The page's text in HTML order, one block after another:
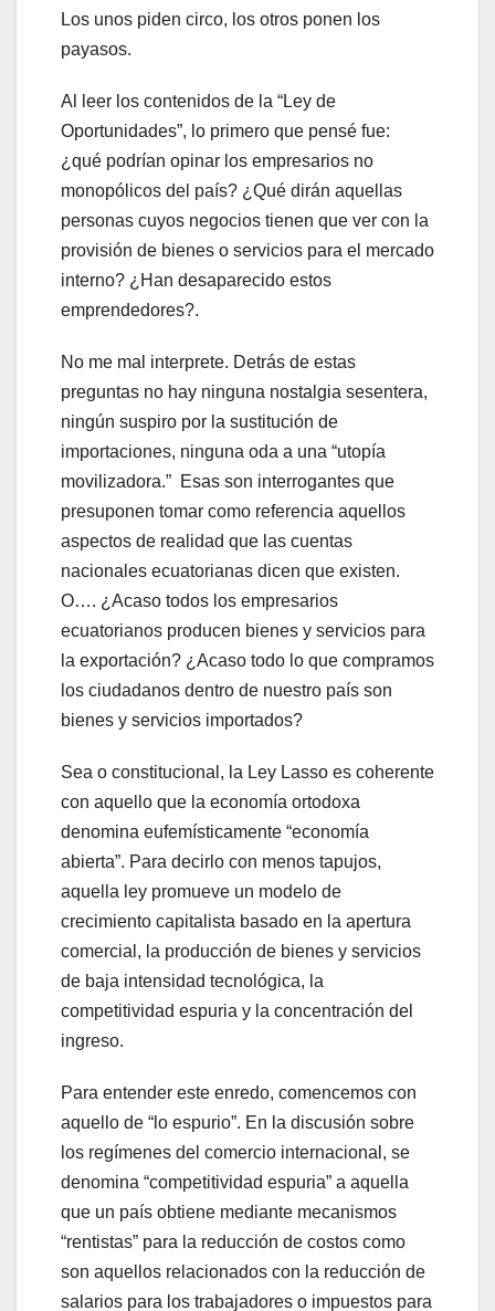
Los unos piden circo, los otros ponen los
payasos.
Al leer los contenidos de la “Ley de
Oportunidades”, lo primero que pensé fue:
¿qué podrían opinar los empresarios no
monopólicos del país? ¿Qué dirán aquellas
personas cuyos negocios tienen que ver con la
provisión de bienes o servicios para el mercado
interno? ¿Han desaparecido estos
emprendedores?.
No me mal interprete. Detrás de estas
preguntas no hay ninguna nostalgia sesentera,
ningún suspiro por la sustitución de
importaciones, ninguna oda a una “utopía
movilizadora.” Esas son interrogantes que
presuponen tomar como referencia aquellos
aspectos de realidad que las cuentas
nacionales ecuatorianas dicen que existen.
O…. ¿Acaso todos los empresarios
ecuatorianos producen bienes y servicios para
la exportación? ¿Acaso todo lo que compramos
los ciudadanos dentro de nuestro país son
bienes y servicios importados?
Sea o constitucional, la Ley Lasso es coherente
con aquello que la economía ortodoxa
denomina eufemísticamente “economía
abierta”. Para decirlo con menos tapujos,
aquella ley promueve un modelo de
crecimiento capitalista basado en la apertura
comercial, la producción de bienes y servicios
de baja intensidad tecnológica, la
competitividad espuria y la concentración del
ingreso.
Para entender este enredo, comencemos con
aquello de “lo espurio”. En la discusión sobre
los regímenes del comercio internacional, se
denomina “competitividad espuria” a aquella
que un país obtiene mediante mecanismos
“rentistas” para la reducción de costos como
son aquellos relacionados con la reducción de
salarios para los trabajadores o impuestos para